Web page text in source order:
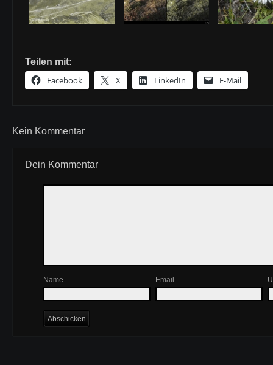
Teilen mit:
Facebook X LinkedIn E-Mail
Kein Kommentar
Dein Kommentar
Name Email